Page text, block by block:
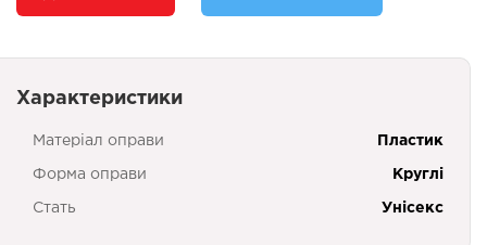
Характеристики
Матеріал оправи Пластик
Форма оправи Круглі
Стать Унісекс